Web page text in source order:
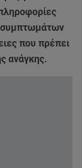
συμπτωμάτων
που πρέπει
ανάγκης.